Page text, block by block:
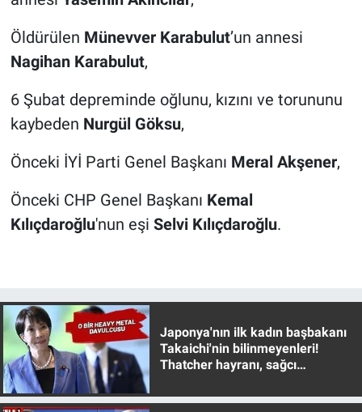
Öldürülen Münevver Karabulut’un annesi
Nagihan Karabulut,
6 Şubat depreminde oğlunu, kızını ve torununu
kaybeden Nurgül Göksu,
Önceki İYİ Parti Genel Başkanı Meral Akşener,
Önceki CHP Genel Başkanı Kemal
Kılıçdaroğlu'nun eşi Selvi Kılıçdaroğlu.
Japonya'nın ilk kadın başbakanı
Takaichi'nin bilinmeyenleri!
Thatcher hayranı, sağcı